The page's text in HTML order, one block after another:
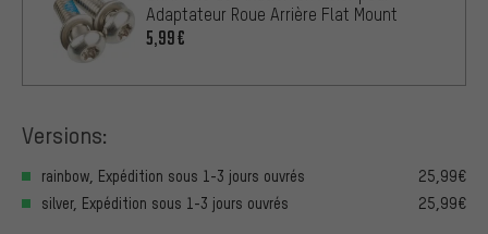
Adaptateur Roue Arrière Flat Mount
5,99€
Versions:
rainbow, Expédition sous 1-3 jours ouvrés
25,99€
silver, Expédition sous 1-3 jours ouvrés
25,99€